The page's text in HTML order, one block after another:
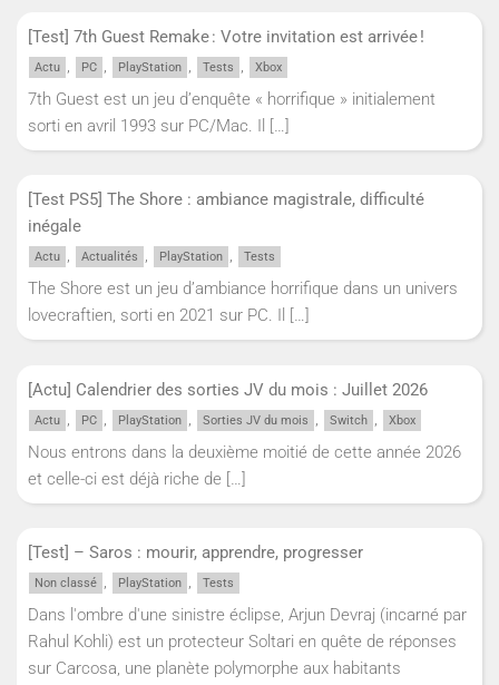
[Test] 7th Guest Remake : Votre invitation est arrivée !
Actu , PC , PlayStation , Tests , Xbox
7th Guest est un jeu d’enquête « horrifique » initialement
sorti en avril 1993 sur PC/Mac. Il […]
[Test PS5] The Shore : ambiance magistrale, difficulté
inégale
Actu , Actualités , PlayStation , Tests
The Shore est un jeu d’ambiance horrifique dans un univers
lovecraftien, sorti en 2021 sur PC. Il […]
[Actu] Calendrier des sorties JV du mois : Juillet 2026
Actu , PC , PlayStation , Sorties JV du mois , Switch , Xbox
Nous entrons dans la deuxième moitié de cette année 2026
et celle-ci est déjà riche de […]
[Test] – Saros : mourir, apprendre, progresser
Non classé , PlayStation , Tests
Dans l'ombre d'une sinistre éclipse, Arjun Devraj (incarné par
Rahul Kohli) est un protecteur Soltari en quête de réponses
sur Carcosa, une planète polymorphe aux habitants